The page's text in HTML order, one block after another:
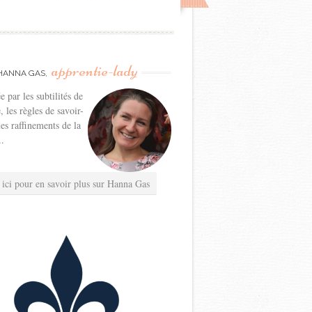
GAS, apprentie-lady
par les subtilités de
les règles de savoir-
raffinements de la
pour en savoir plus sur Hanna Gas